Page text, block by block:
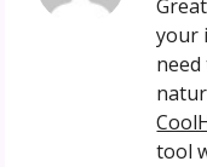
your
tool